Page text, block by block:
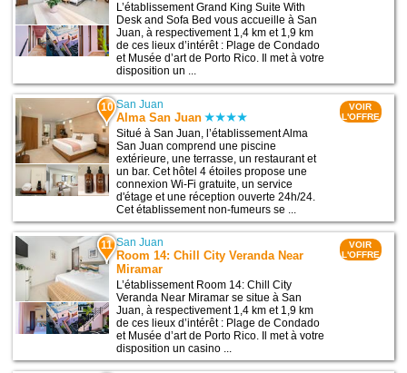
L’établissement Grand King Suite With
Desk and Sofa Bed vous accueille à San
Juan, à respectivement 1,4 km et 1,9 km
de ces lieux d’intérêt : Plage de Condado
et Musée d’art de Porto Rico. Il met à votre
disposition un ...
10 San Juan
Alma San Juan
Situé à San Juan, l’établissement Alma
San Juan comprend une piscine
extérieure, une terrasse, un restaurant et
un bar. Cet hôtel 4 étoiles propose une
connexion Wi-Fi gratuite, un service
d'étage et une réception ouverte 24h/24.
Cet établissement non-fumeurs se ...
VOIR
L'OFFRE
11 San Juan
Room 14: Chill City Veranda Near
Miramar
L’établissement Room 14: Chill City
Veranda Near Miramar se situe à San
Juan, à respectivement 1,4 km et 1,9 km
de ces lieux d’intérêt : Plage de Condado
et Musée d’art de Porto Rico. Il met à votre
disposition un casino ...
VOIR
L'OFFRE